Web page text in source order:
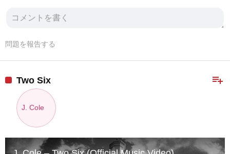
問題を報告する
playlist_add
Two Six
J. Cole